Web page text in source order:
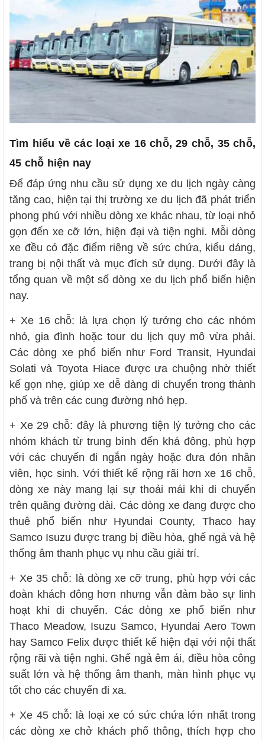
Tìm hiểu về các loại xe 16 chỗ, 29 chỗ, 35 chỗ,
45 chỗ hiện nay
Để đáp ứng nhu cầu sử dụng xe du lịch ngày càng
tăng cao, hiện tại thị trường xe du lịch đã phát triển
phong phú với nhiều dòng xe khác nhau, từ loại nhỏ
gọn đến xe cỡ lớn, hiện đại và tiện nghi. Mỗi dòng
xe đều có đặc điểm riêng về sức chứa, kiểu dáng,
trang bị nội thất và mục đích sử dụng. Dưới đây là
tổng quan về một số dòng xe du lịch phổ biến hiện
nay.
+ Xe 16 chỗ: là lựa chọn lý tưởng cho các nhóm
nhỏ, gia đình hoặc tour du lịch quy mô vừa phải.
Các dòng xe phổ biến như Ford Transit, Hyundai
Solati và Toyota Hiace được ưa chuộng nhờ thiết
kế gọn nhẹ, giúp xe dễ dàng di chuyển trong thành
phố và trên các cung đường nhỏ hẹp.
+ Xe 29 chỗ: đây là phương tiện lý tưởng cho các
nhóm khách từ trung bình đến khá đông, phù hợp
với các chuyến đi ngắn ngày hoặc đưa đón nhân
viên, học sinh. Với thiết kế rộng rãi hơn xe 16 chỗ,
dòng xe này mang lại sự thoải mái khi di chuyển
trên quãng đường dài. Các dòng xe đang được cho
thuê phổ biến như Hyundai County, Thaco hay
Samco Isuzu được trang bị điều hòa, ghế ngả và hệ
thống âm thanh phục vụ nhu cầu giải trí.
+ Xe 35 chỗ: là dòng xe cỡ trung, phù hợp với các
đoàn khách đông hơn nhưng vẫn đảm bảo sự linh
hoạt khi di chuyển. Các dòng xe phổ biến như
Thaco Meadow, Isuzu Samco, Hyundai Aero Town
hay Samco Felix được thiết kế hiện đại với nội thất
rộng rãi và tiện nghi. Ghế ngả êm ái, điều hòa công
suất lớn và hệ thống âm thanh, màn hình phục vụ
tốt cho các chuyến đi xa.
+ Xe 45 chỗ: là loại xe có sức chứa lớn nhất trong
các dòng xe chở khách phổ thông, thích hợp cho